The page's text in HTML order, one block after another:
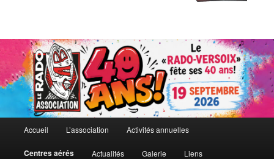
principal
Aller
Accueil L’association Activités annuelles
Centres aérés Actualités Galerie Liens